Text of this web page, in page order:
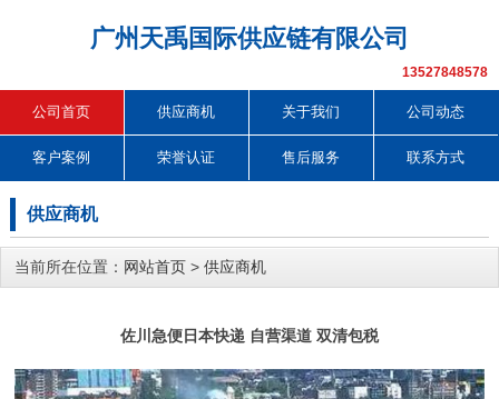
广州天禹国际供应链有限公司
13527848578
公司首页 供应商机 关于我们 公司动态
客户案例 荣誉认证 售后服务 联系方式
供应商机
当前所在位置： 网站首页 > 供应商机
佐川急便日本快递 自营渠道 双清包税